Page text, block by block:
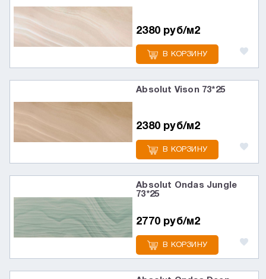
2380 руб/м2
В КОРЗИНУ
Absolut Vison 73*25
2380 руб/м2
В КОРЗИНУ
Absolut Ondas Jungle
73*25
2770 руб/м2
В КОРЗИНУ